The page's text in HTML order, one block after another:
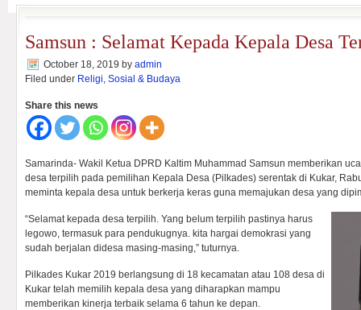
Samsun : Selamat Kepada Kepala Desa
October 18, 2019 by admin
Filed under Religi, Sosial & Budaya
Share this news
Samarinda- Wakil Ketua DPRD Kaltim Muhammad Samsun memberikan
desa terpilih pada pemilihan Kepala Desa (Pilkades) serentak di Kukar,
meminta kepala desa untuk berkerja keras guna memajukan desa yang
“Selamat kepada desa terpilih. Yang belum terpilih pastinya harus
legowo, termasuk para pendukugnya. kita hargai demokrasi yang
sudah berjalan didesa masing-masing,” tuturnya.
Pilkades Kukar 2019 berlangsung di 18 kecamatan atau 108 desa di
Kukar telah memilih kepala desa yang diharapkan mampu
memberikan kinerja terbaik selama 6 tahun ke depan.